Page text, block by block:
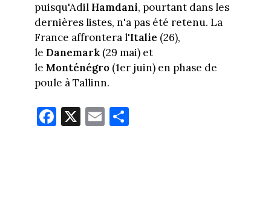
puisqu'Adil Hamdani, pourtant dans les
dernières listes, n'a pas été retenu. La
France affrontera l'Italie (26),
le Danemark(29 mai) et
le Monténégro(1er juin) en phase de
poule à Tallinn.
Fa
ce
X E
m
Pa
rt